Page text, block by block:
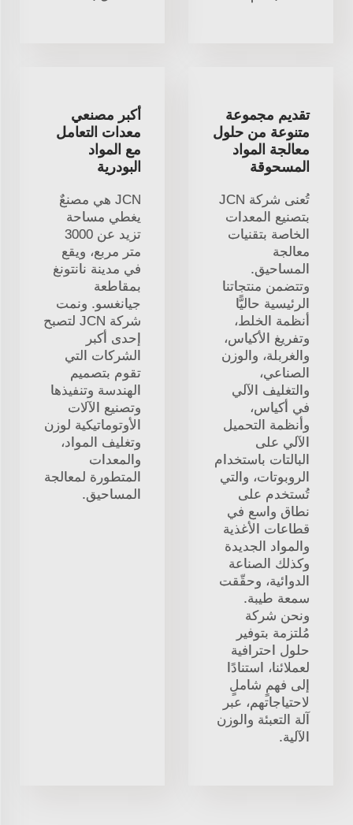
تقديم مجموعة
متنوعة من حلول
معالجة المواد
المسحوقة
تُعنى شركة JCN
بتصنيع المعدات
الخاصة بتقنيات
معالجة
المساحيق.
وتتضمن منتجاتنا
الرئيسية حاليًّا
أنظمة الخلط،
وتفريغ الأكياس،
والغربلة، والوزن
الصناعي،
والتغليف الآلي
في أكياس،
وأنظمة التحميل
الآلي على
البالتات باستخدام
الروبوتات، والتي
تُستخدم على
نطاق واسع في
قطاعات الأغذية
والمواد الجديدة
وكذلك الصناعة
الدوائية، وحقّقت
سمعة طيبة.
ونحن شركة
مُلتزمة بتوفير
حلول احترافية
لعملائنا، استنادًا
إلى فهمٍ شاملٍ
لاحتياجاتهم، عبر
آلة التعبئة والوزن
الآلية.
أكبر مصنعي
معدات التعامل
مع المواد
البودرية
JCN هي مصنعٌ
يغطي مساحة
تزيد عن 3000
متر مربع، ويقع
في مدينة نانتونغ
بمقاطعة
جيانغسو. ونمت
شركة JCN لتصبح
إحدى أكبر
الشركات التي
تقوم بتصميم
الهندسة وتنفيذها
وتصنيع الآلات
الأوتوماتيكية لوزن
وتغليف المواد،
والمعدات
المتطورة لمعالجة
المساحيق.